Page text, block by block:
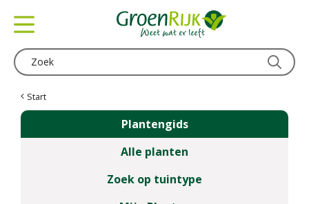
Start
Plantengids
Alle planten
Zoek op tuintype